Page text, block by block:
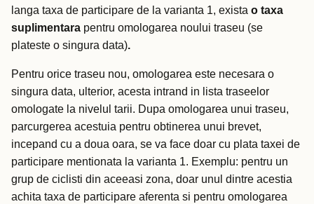
langa taxa de participare de la varianta 1, exista o taxa
suplimentara pentru omologarea noului traseu (se
plateste o singura data).
Pentru orice traseu nou, omologarea este necesara o
singura data, ulterior, acesta intrand in lista traseelor
omologate la nivelul tarii. Dupa omologarea unui traseu,
parcurgerea acestuia pentru obtinerea unui brevet,
incepand cu a doua oara, se va face doar cu plata taxei de
participare mentionata la varianta 1. Exemplu: pentru un
grup de ciclisti din aceeasi zona, doar unul dintre acestia
achita taxa de participare aferenta si pentru omologarea